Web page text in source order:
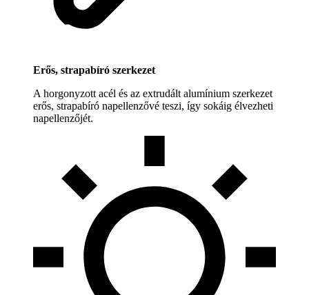
Erős, strapabíró szerkezet
A horgonyzott acél és az extrudált alumínium szerkezet
erős, strapabíró napellenzővé teszi, így sokáig élvezheti
napellenzőjét.